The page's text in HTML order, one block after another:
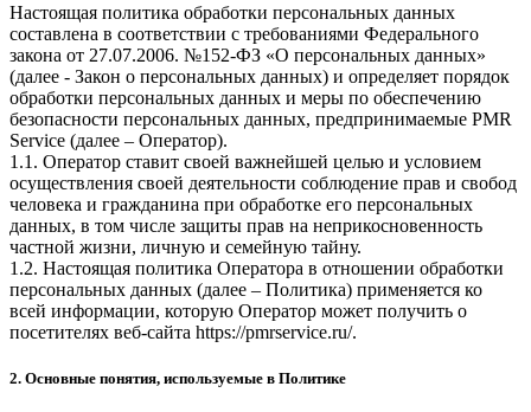
Настоящая политика обработки персональных данных
составлена в соответствии с требованиями Федерального
закона от 27.07.2006. №152-ФЗ «О персональных данных»
(далее - Закон о персональных данных) и определяет порядок
обработки персональных данных и меры по обеспечению
безопасности персональных данных, предпринимаемые PMR
Service (далее – Оператор).
1.1. Оператор ставит своей важнейшей целью и условием
осуществления своей деятельности соблюдение прав и свобод
человека и гражданина при обработке его персональных
данных, в том числе защиты прав на неприкосновенность
частной жизни, личную и семейную тайну.
1.2. Настоящая политика Оператора в отношении обработки
персональных данных (далее – Политика) применяется ко
всей информации, которую Оператор может получить о
посетителях веб-сайта https://pmrservice.ru/.
2. Основные понятия, используемые в Политике